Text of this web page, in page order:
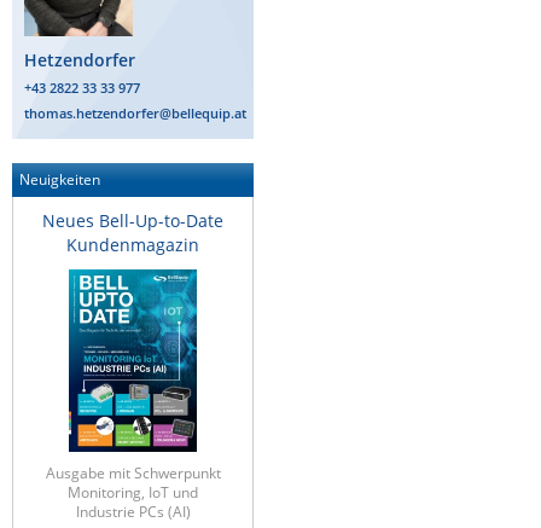
ZPE Systems
News zu unseren Herstellern
Hetzendorfer
+43 2822 33 33 977
thomas.hetzendorfer@bellequip.at
Neuigkeiten
Neues Bell-Up-to-Date
Kundenmagazin
Ausgabe mit Schwerpunkt
Monitoring, IoT und
Industrie PCs (AI)